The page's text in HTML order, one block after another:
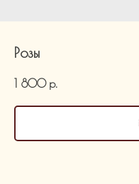
Розы
1 800 р.